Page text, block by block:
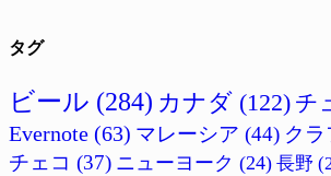
タグ
ビール (284) カナダ (122) チ
Evernote (63) マレーシア (44) ク
チェコ (37) ニューヨーク (24) 長野